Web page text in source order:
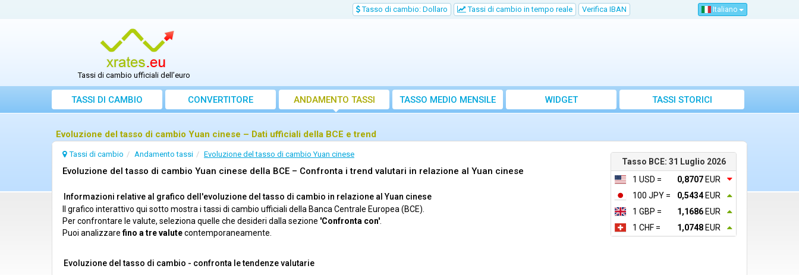
Tasso di cambio: Dollaro Tassi di cambio in tempo reale Verifica IBAN Italiano
Tassi di cambio ufficiali dell’euro
TASSI DI CAMBIO CONVERTITORE ANDAMENTO TASSI TASSO MEDIO MENSILE WIDGET TASSI STORICI
Evoluzione del tasso di cambio Yuan cinese – Dati ufficiali della BCE e trend
Tasso BCE: 31 Luglio 2026
1 USD =
0,8707 EUR
100 JPY =
0,5434EUR
1 GBP =
1,1686 EUR
1 CHF =
1,0748 EUR
Tassi di cambio Andamento tassi Evoluzione del tasso di cambio Yuan cinese
Evoluzione del tasso di cambio Yuan cinese della BCE – Confronta i trend valutari in relazione al Yuan cinese
Informazioni relative al grafico dell'evoluzione del tasso di cambio in relazione al Yuan cinese
Il grafico interattivo qui sotto mostra i tassi di cambio ufficiali della Banca Centrale Europea (BCE).
Per confrontare le valute, seleziona quelle che desideri dalla sezione 'Confronta con'.
Puoi analizzarefino a tre valutecontemporaneamente.
Evoluzione del tasso di cambio - confronta le tendenze valutarie